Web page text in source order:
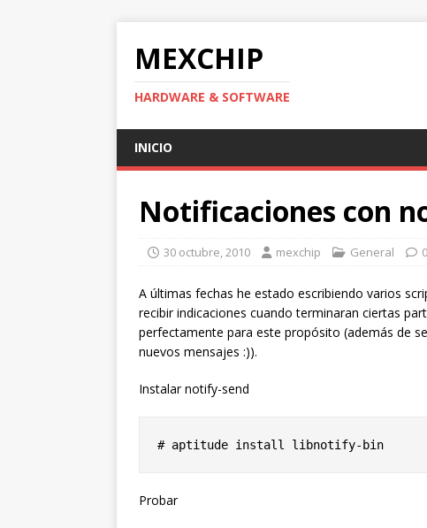
MEXCHIP
HARDWARE & SOFTWARE
INICIO
Notificaciones con
30 octubre, 2010 mexchip General 0
A últimas fechas he estado escribiendo varios
recibir indicaciones cuando terminaran ciertas
perfectamente para este propósito (además de
nuevos mensajes :)).
Instalar notify-send
Probar